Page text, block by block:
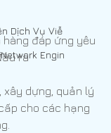
Dịch Vụ Viễ
Engin
đáp ứng yêu
ra
xây dựng, quản lý
cho các hạng